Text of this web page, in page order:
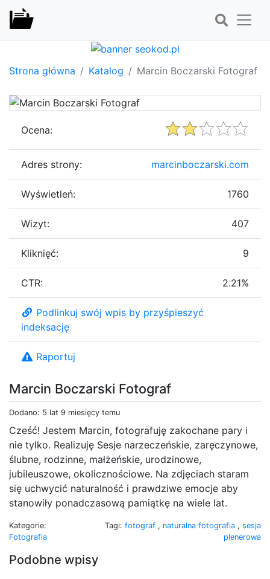
Strona główna Katalog Marcin Boczarski Fotograf
Marcin Boczarski Fotograf
Dodano: 5 lat 9 miesięcy temu
Cześć! Jestem Marcin, fotografuję zakochane pary i
nie tylko. Realizuję Sesje narzeczeńskie, zaręczynowe,
ślubne, rodzinne, małżeńskie, urodzinowe,
jubileuszowe, okolicznościowe. Na zdjęciach staram
się uchwycić naturalność i prawdziwe emocje aby
stanowiły ponadczasową pamiątkę na wiele lat.
Kategorie:
Fotografia
Tagi: fotograf , naturalna fotografia , sesja
plenerowa
Podobne wpisy
Ocena:
Adres strony: marcinboczarski.com
Wyświetleń: 1760
Wizyt: 407
Kliknięć: 9
CTR: 2.21%
Podlinkuj swój wpis by przyśpieszyć
indeksację
Raportuj